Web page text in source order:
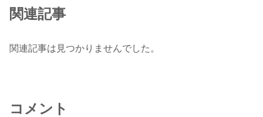
関連記事
関連記事は見つかりませんでした。
コメント